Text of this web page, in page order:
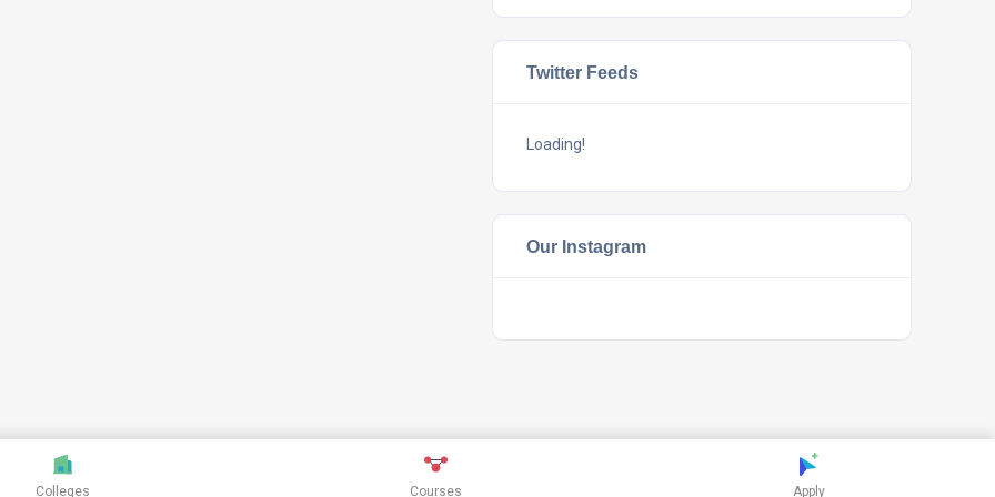
Twitter Feeds
Loading!
Our Instagram
Colleges Courses Apply